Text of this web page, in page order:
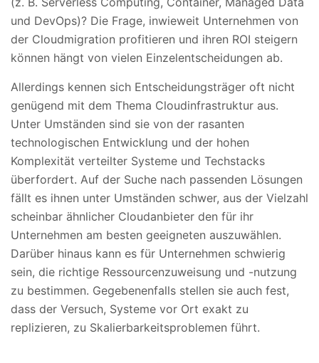
und DevOps)? Die Frage, inwieweit Unternehmen von
der Cloudmigration profitieren und ihren ROI steigern
können hängt von vielen Einzelentscheidungen ab.
Allerdings kennen sich Entscheidungsträger oft nicht
genügend mit dem Thema Cloudinfrastruktur aus.
Unter Umständen sind sie von der rasanten
technologischen Entwicklung und der hohen
Komplexität verteilter Systeme und Techstacks
überfordert. Auf der Suche nach passenden Lösungen
fällt es ihnen unter Umständen schwer, aus der Vielzahl
scheinbar ähnlicher Cloudanbieter den für ihr
Unternehmen am besten geeigneten auszuwählen.
Darüber hinaus kann es für Unternehmen schwierig
sein, die richtige Ressourcenzuweisung und -nutzung
zu bestimmen. Gegebenenfalls stellen sie auch fest,
dass der Versuch, Systeme vor Ort exakt zu
replizieren, zu Skalierbarkeitsproblemen führt.